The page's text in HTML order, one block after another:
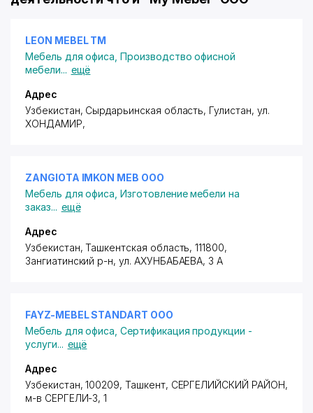
LEON MEBEL ТМ
Мебель для офиса ,Производство офисной
мебели... ещё
Адрес
Узбекистан, Сырдарьинская область, Гулистан, ул.
ХОНДАМИР,
ZANGIOTA IMKON MEB ООО
Мебель для офиса ,Изготовление мебели на
заказ... ещё
Адрес
Узбекистан, Ташкентская область, 111800,
Зангиатинский р-н,ул. АХУНБАБАЕВА, 3 А
FAYZ-MEBEL STANDART ООО
Мебель для офиса ,Сертификация продукции -
услуги... ещё
Адрес
Узбекистан, 100209, Ташкент, СЕРГЕЛИЙСКИЙ РАЙОН,
м-в СЕРГЕЛИ-3, 1